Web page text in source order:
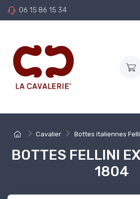
06 15 86 15 34
Cavalier Bottes italiennes
BOTTES FELLINI
1804